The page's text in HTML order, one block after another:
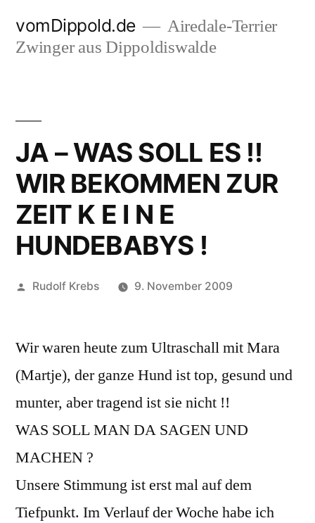
Inhalt
vomDippold.de
Airedale-Terrier
Zwinger aus Dippoldiswalde
JA – WAS SOLL ES !!
WIR BEKOMMEN ZUR
ZEIT K E I N E
HUNDEBABYS !
Veröffentlicht
Rudolf Krebs 9. November 2009
Wir waren heute zum Ultraschall mit Mara
(Martje), der ganze Hund ist top, gesund und
munter, aber tragend ist sie nicht !!
WAS SOLL MAN DA SAGEN UND
MACHEN ?
Unsere Stimmung ist erst mal auf dem
Tiefpunkt. Im Verlauf der Woche habe ich